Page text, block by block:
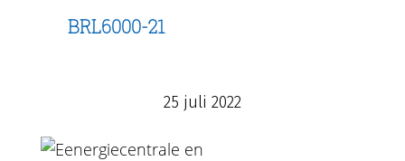
BRL6000-21
25 juli 2022